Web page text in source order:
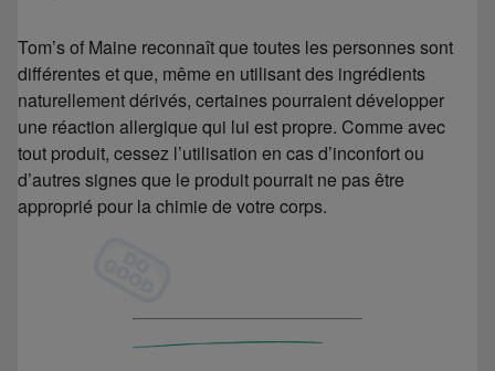
Tom’s of Maine reconnaît que toutes les personnes sont
différentes et que, même en utilisant des ingrédients
naturellement dérivés, certaines pourraient développer
une réaction allergique qui lui est propre. Comme avec
tout produit, cessez l’utilisation en cas d’inconfort ou
d’autres signes que le produit pourrait ne pas être
approprié pour la chimie de votre corps.